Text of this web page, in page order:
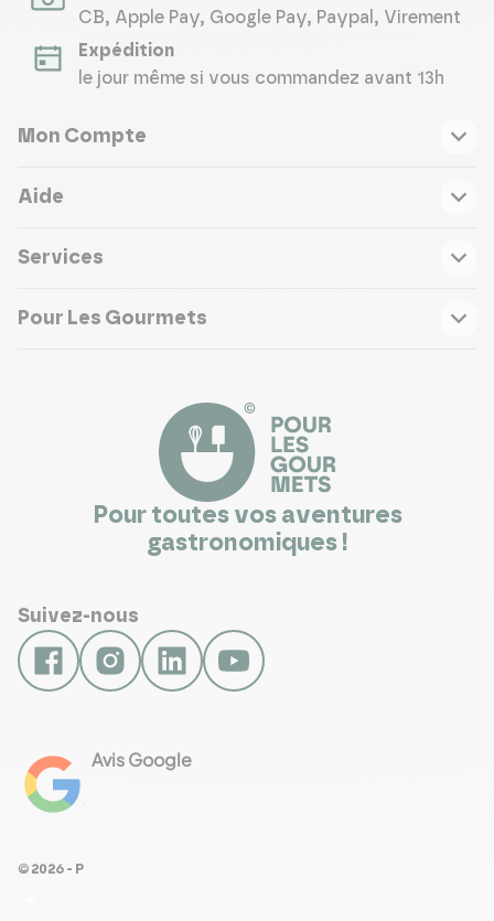
CB, Apple Pay, Google Pay, Paypal, Virement
Expédition
le jour même si vous commandez avant 13h
Mon Compte
Aide
Services
Pour Les Gourmets
Pour toutes vos aventures
gastronomiques !
Suivez-nous
Avis Google
Voir les 461 avis
© 2026 - Pour Les Gourmets